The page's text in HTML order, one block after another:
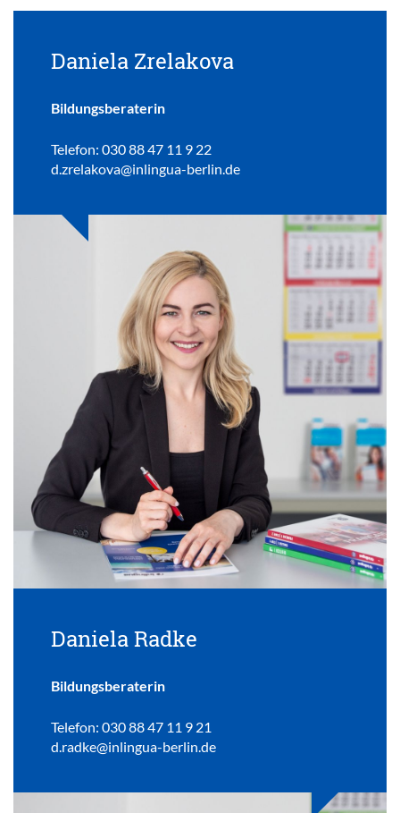
Daniela Zrelakova
Bildungsberaterin
Telefon: 030 88 47 11 9 22
d.zrelakova@inlingua-berlin.de
Daniela Radke
Bildungsberaterin
Telefon: 030 88 47 11 9 21
d.radke@inlingua-berlin.de